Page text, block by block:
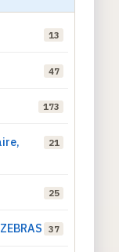
13
47
173
21
25
37